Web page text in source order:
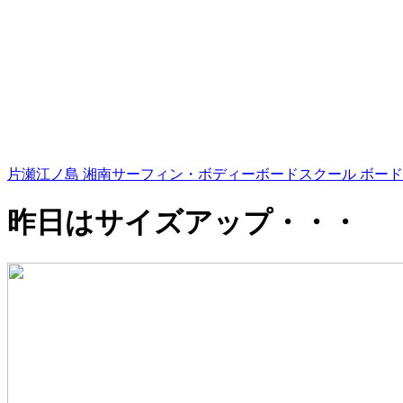
片瀬江ノ島 湘南サーフィン・ボディーボードスクール ボード
昨日はサイズアップ・・・